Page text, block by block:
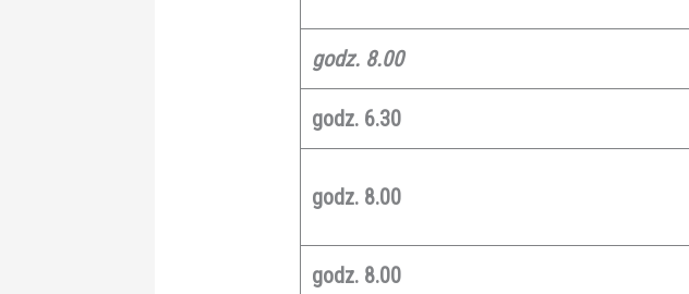
godz. 8.00
godz. 6.30
godz. 8.00
godz. 8.00